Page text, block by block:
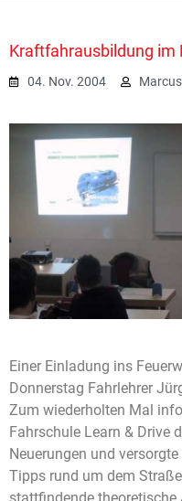
Kraftfahrausbildung im
04. Nov. 2004
Einer Einladung ins
Donnerstag Fahrlehrer
Zum wiederholten Mal
Fahrschule Learn & Drive
Neuerungen und
Tipps rund um dem